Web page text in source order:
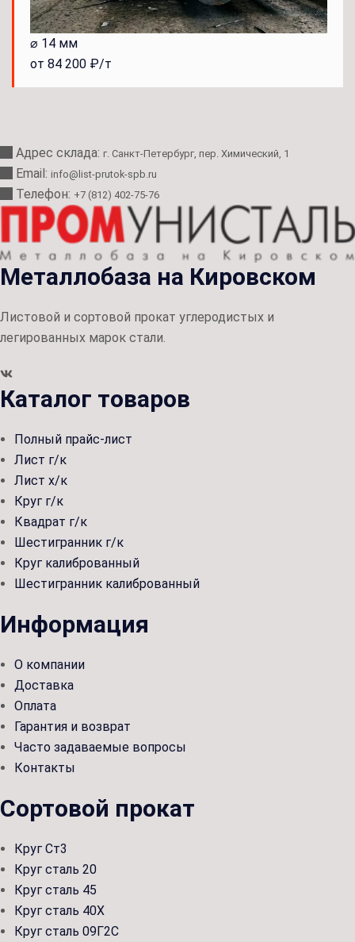
⌀ 14 мм
от 84 200 ₽/т
Адрес склада: г. Санкт-Петербург, пер. Химический, 1
Email: info@list-prutok-spb.ru
Телефон: +7 (812) 402-75-76
Металлобаза на Кировском
Листовой и сортовой прокат углеродистых и
легированных марок стали.
Каталог товаров
Полный прайс-лист
Лист г/к
Лист х/к
Круг г/к
Квадрат г/к
Шестигранник г/к
Круг калиброванный
Шестигранник калиброванный
Информация
О компании
Доставка
Оплата
Гарантия и возврат
Часто задаваемые вопросы
Контакты
Сортовой прокат
Круг Ст3
Круг сталь 20
Круг сталь 45
Круг сталь 40Х
Круг сталь 09Г2С